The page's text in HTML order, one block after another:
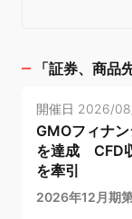
「証券、商品
開催日 2026/
GMOフィナ
を達成 CFD
を牽引
2026年12月期